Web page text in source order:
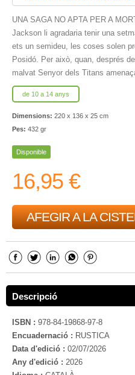
UNA SAGA NO APTA PER A
Jackson li agradaria tenir una
ets un semideu, les coses solen
Posidó. Per això, quan, després
malvat Senyor dels Titans
de 10 a 14 anys
Dimensions: 220 x 136 x 25 cm
Pes: 432 gr
Disponible
16,95 €
AFEGIR A LA
Descripció
ISBN : 978-84-19868-97-8
Encuadernació : RUSTICA
Data d'edició : 02/07/2026
Any d'edició : 2026